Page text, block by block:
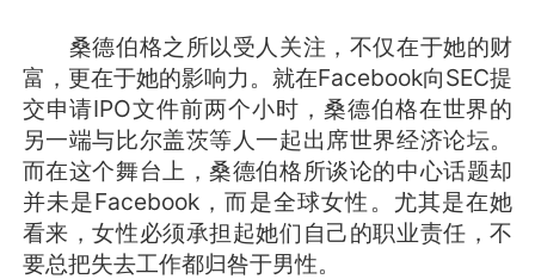
桑德伯格之所以受人关注，不仅在于她的财
富，更在于她的影响力。就在Facebook向SEC提
交申请IPO文件前两个小时，桑德伯格在世界的
另一端与比尔盖茨等人一起出席世界经济论坛。
而在这个舞台上，桑德伯格所谈论的中心话题却
并未是Facebook，而是全球女性。尤其是在她
看来，女性必须承担起她们自己的职业责任，不
要总把失去工作都归咎于男性。